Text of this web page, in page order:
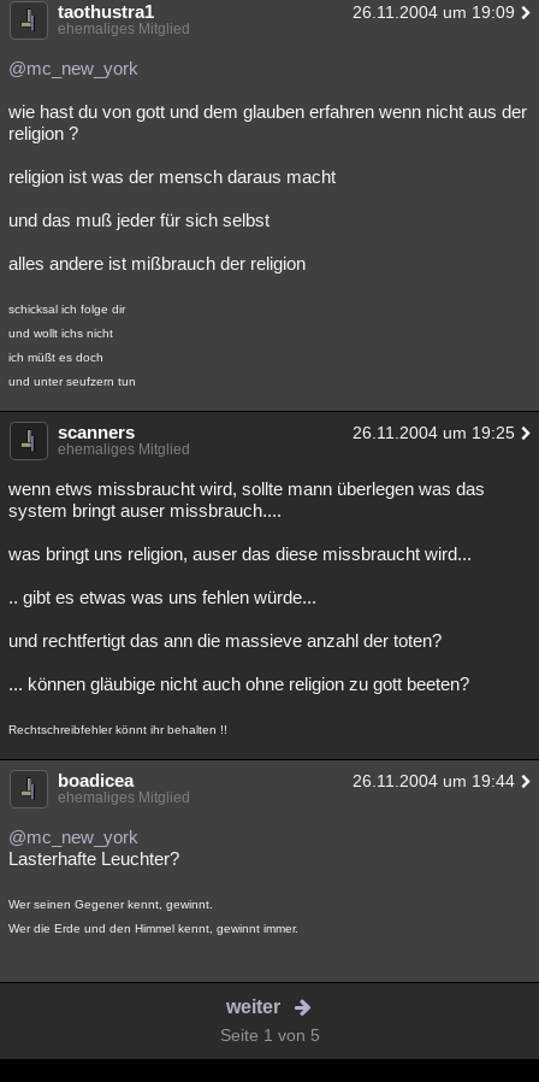
taothustra1 26.11.2004 um 19:09
ehemaliges Mitglied
@mc_new_york
wie hast du von gott und dem glauben erfahren wenn nicht aus der
religion ?
religion ist was der mensch daraus macht
und das muß jeder für sich selbst
alles andere ist mißbrauch der religion
schicksal ich folge dir
und wollt ichs nicht
ich müßt es doch
und unter seufzern tun
scanners 26.11.2004 um 19:25
ehemaliges Mitglied
wenn etws missbraucht wird, sollte mann überlegen was das
system bringt auser missbrauch....
was bringt uns religion, auser das diese missbraucht wird...
.. gibt es etwas was uns fehlen würde...
und rechtfertigt das ann die massieve anzahl der toten?
... können gläubige nicht auch ohne religion zu gott beeten?
Rechtschreibfehler könnt ihr behalten !!
boadicea 26.11.2004 um 19:44
ehemaliges Mitglied
@mc_new_york
Lasterhafte Leuchter?
Wer seinen Gegener kennt, gewinnt.
Wer die Erde und den Himmel kennt, gewinnt immer.
weiter
Seite 1 von 5